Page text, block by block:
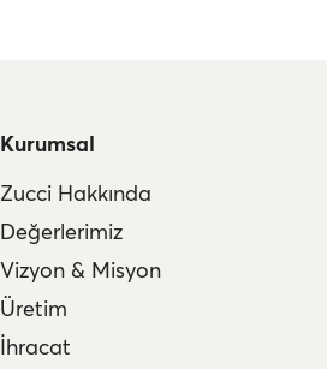
Kurumsal
Zucci Hakkında
Değerlerimiz
Vizyon & Misyon
Üretim
İhracat